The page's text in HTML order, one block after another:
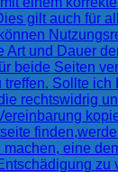
gilt auch für
Art und Dauer
beide Seiten
treffen. Sollte ich
rechtswidrig
machen, eine
zu